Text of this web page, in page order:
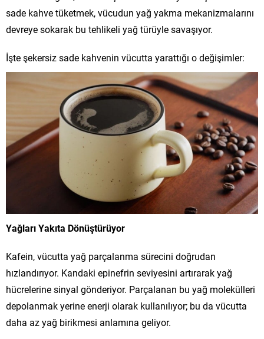
sade kahve tüketmek, vücudun yağ yakma mekanizmalarını
devreye sokarak bu tehlikeli yağ türüyle savaşıyor.
İşte şekersiz sade kahvenin vücutta yarattığı o değişimler:
Yağları Yakıta Dönüştürüyor
Kafein, vücutta yağ parçalanma sürecini doğrudan
hızlandırıyor. Kandaki epinefrin seviyesini artırarak yağ
hücrelerine sinyal gönderiyor. Parçalanan bu yağ molekülleri
depolanmak yerine enerji olarak kullanılıyor; bu da vücutta
daha az yağ birikmesi anlamına geliyor.